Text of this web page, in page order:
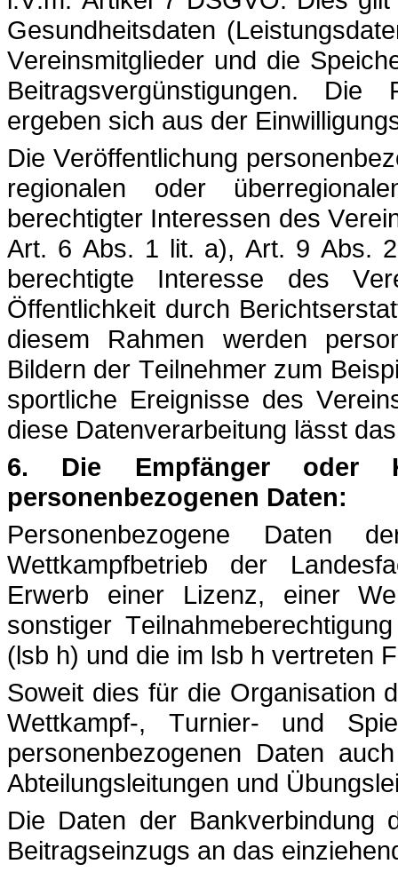
Gesundheitsdaten
Vereinsmitglieder und die
Beitragsvergünstigungen.
ergeben sich aus der
Die Veröffentlichung
regionalen oder
berechtigter Interessen des
Art. 6 Abs. 1 lit. a), Art. 9 Abs.
berechtigte Interesse des
Öffentlichkeit durch
diesem Rahmen werden
Bildern der Teilnehmer zum
sportliche Ereignisse des
diese Datenverarbeitung lässt
6. Die Empfänger oder
personenbezogenen Daten:
Personenbezogene
Wettkampfbetrieb der
Erwerb einer Lizenz, einer
sonstiger
(lsb h) und die im lsb h vertreten
Soweit dies für die Organisation
Wettkampf-, Turnier- und
personenbezogenen Daten
Abteilungsleitungen und
Die Daten der Bankverbindung
Beitragseinzugs an das